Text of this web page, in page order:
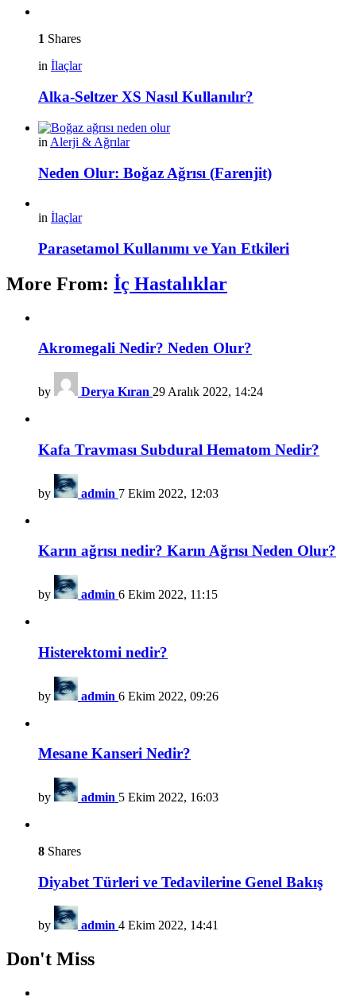
1 Shares
in İlaçlar
Alka-Seltzer XS Nasıl Kullanılır?
in Alerji & Ağrılar
Neden Olur: Boğaz Ağrısı (Farenjit)
in İlaçlar
Parasetamol Kullanımı ve Yan Etkileri
More From: İç Hastalıklar
Akromegali Nedir? Neden Olur?
by Derya Kıran 29 Aralık 2022, 14:24
Kafa Travması Subdural Hematom Nedir?
by admin 7 Ekim 2022, 12:03
Karın ağrısı nedir? Karın Ağrısı Neden Olur?
by admin 6 Ekim 2022, 11:15
Histerektomi nedir?
by admin 6 Ekim 2022, 09:26
Mesane Kanseri Nedir?
by admin 5 Ekim 2022, 16:03
8 Shares
Diyabet Türleri ve Tedavilerine Genel Bakış
by admin 4 Ekim 2022, 14:41
Don't Miss